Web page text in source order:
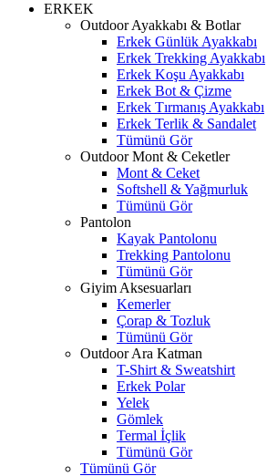
ERKEK
Outdoor Ayakkabı & Botlar
Erkek Günlük Ayakkabı
Erkek Trekking Ayakkabı
Erkek Koşu Ayakkabı
Erkek Bot & Çizme
Erkek Tırmanış Ayakkabı
Erkek Terlik & Sandalet
Tümünü Gör
Outdoor Mont & Ceketler
Mont & Ceket
Softshell & Yağmurluk
Tümünü Gör
Pantolon
Kayak Pantolonu
Trekking Pantolonu
Tümünü Gör
Giyim Aksesuarları
Kemerler
Çorap & Tozluk
Tümünü Gör
Outdoor Ara Katman
T-Shirt & Sweatshirt
Erkek Polar
Yelek
Gömlek
Termal İçlik
Tümünü Gör
Tümünü Gör